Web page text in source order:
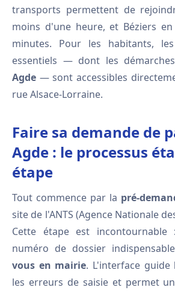
transports permettent de
moins d'une heure, et Béziers
minutes. Pour les habitants,
essentiels — dont les
Agde — sont accessibles
rue Alsace-Lorraine.
Faire sa demande de
Agde : le processus
étape
Tout commence par la pré-
site de l'ANTS (Agence Nationale
Cette étape est
numéro de dossier
vous en mairie. L'interface
les erreurs de saisie et permet